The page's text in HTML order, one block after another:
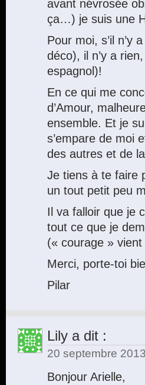
avant névrosée
ça…) je suis une
Pour moi, s’il n’y
déco), il n’y a
espagnol)!
En ce qui me
d’Amour,
ensemble. Et je
s’empare de moi
des autres et de
Je tiens à te faire
un tout petit peu
Il va falloir que je
tout ce que je
(« courage »
Merci, porte-toi
Pilar
Lily a dit :
20 septembre
Bonjour Arielle,